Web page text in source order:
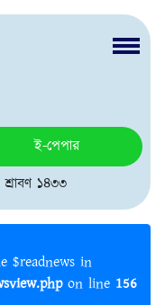
ই-পেপার
১৪৩৩
$readnews in
on line 156